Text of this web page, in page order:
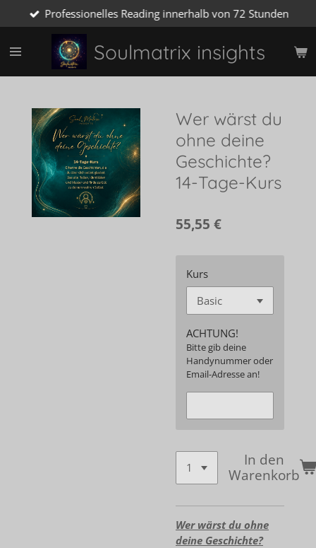
Hauptinhalt
springen
Soulmatrix insights
Professionelles Reading innerhalb von 72 Stunden
Wer wärst du
ohne deine
Geschichte?
14-Tage-Kurs
55,55 €
Kurs
ACHTUNG!
Bitte gib deine
Handynummer oder
Email-Adresse an!
In den
Warenkorb
Wer wärst du ohne
deine Geschichte?